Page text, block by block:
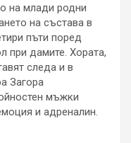
на млади родни
на състава в
пъти поред
при дамите. Хората,
следа и в
Загора
мъжки
и адреналин.